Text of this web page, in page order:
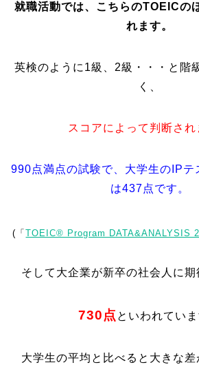
就職活動では、こちらのTOEICの
れます。
英検のように1級、2級・・・と階
く、
スコアによって判断され
990点満点の試験で、大学生のIPテ
は437点です。
(「TOEIC® Program DATA&ANALYSIS
そして大企業が新卒の社会人に
730点 といわれていま
大学生の平均と比べると大きな差